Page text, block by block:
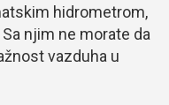
hidrometrom,
njim ne morate da
vazduha u